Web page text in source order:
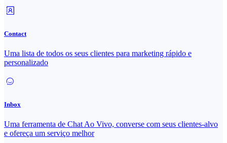
Contact
Uma lista de todos os seus clientes para marketing rápido e
personalizado
Inbox
Uma ferramenta de Chat Ao Vivo, converse com seus clientes-alvo
e ofereça um serviço melhor